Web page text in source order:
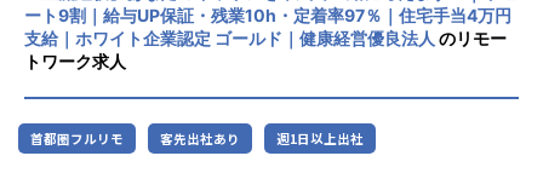
造・テスト・リリース
担当者：30代後半・男性・入社4年目
担当工程：基本設計・詳細設計・製造・テスト・リリース
担当者：30代前半・女性・入社2年目
くりにも力を入れています。住宅手当や資格
取得支援、技術書購入補助など福利厚生も充
中長期的には「中小企業のAI開発で第一に想
起される共創カンパニー」を目指し、技術力
ート9割｜給与UP保証・残業10h・定着率97％｜住宅手当4万円
支給｜ホワイト企業認定 ゴールド｜健康経営優良法人 のリモー
トワーク求人
首都圏フルリモ 客先出社あり 週1日以上出社